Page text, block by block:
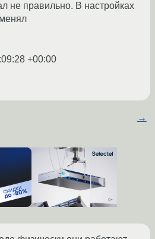
не правильно. В настройках
+00:00
→